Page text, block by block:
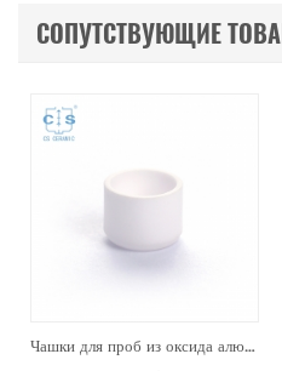
СОПУТСТВУЮЩИЕ
Чашки для проб из оксида алюминия премиум-класса на 90 мкл 960070.901/961060.901 для TA Instruments SDT Q600/SDT 2960 (чашки для проб)